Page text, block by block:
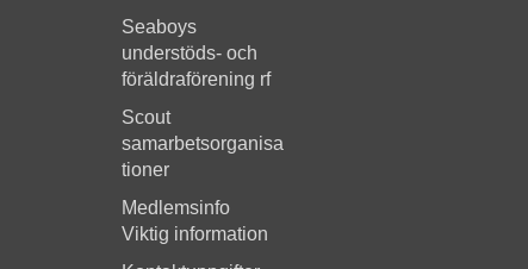
Seaboys
understöds- och
föräldraförening rf
Scout
samarbetsorganisa
tioner
Medlemsinfo
Viktig information